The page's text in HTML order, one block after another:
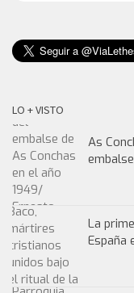
LO + VISTO
As
La
España